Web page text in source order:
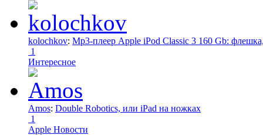
kolochkov: Mp3-плеер Apple iPod Classic 3 160 Gb:
1
Интересное
Amos: Double Robotics, или iPad на ножках
1
Apple Новости